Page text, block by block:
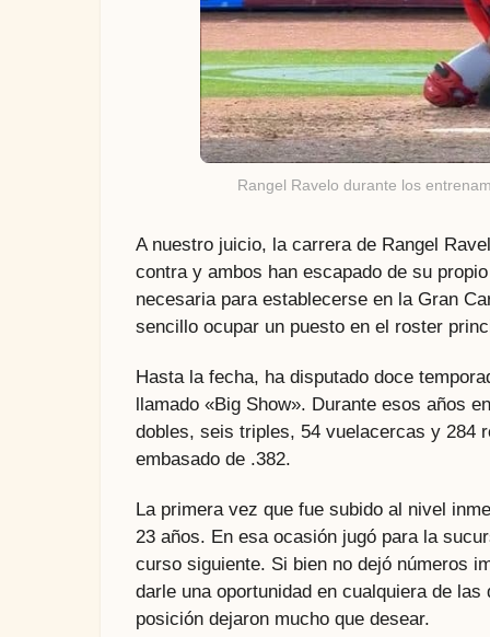
Rangel Ravelo durante los
A nuestro juicio, la carrera de Rangel
contra y ambos han escapado de su
necesaria para establecerse en la Gran
sencillo ocupar un puesto en el roster
Hasta la fecha, ha disputado doce
llamado «Big Show». Durante esos años
dobles, seis triples, 54 vuelacercas y 284
embasado de .382.
La primera vez que fue subido al nivel
23 años. En esa ocasión jugó para la
curso siguiente. Si bien no dejó números
darle una oportunidad en cualquiera de
posición dejaron mucho que desear.